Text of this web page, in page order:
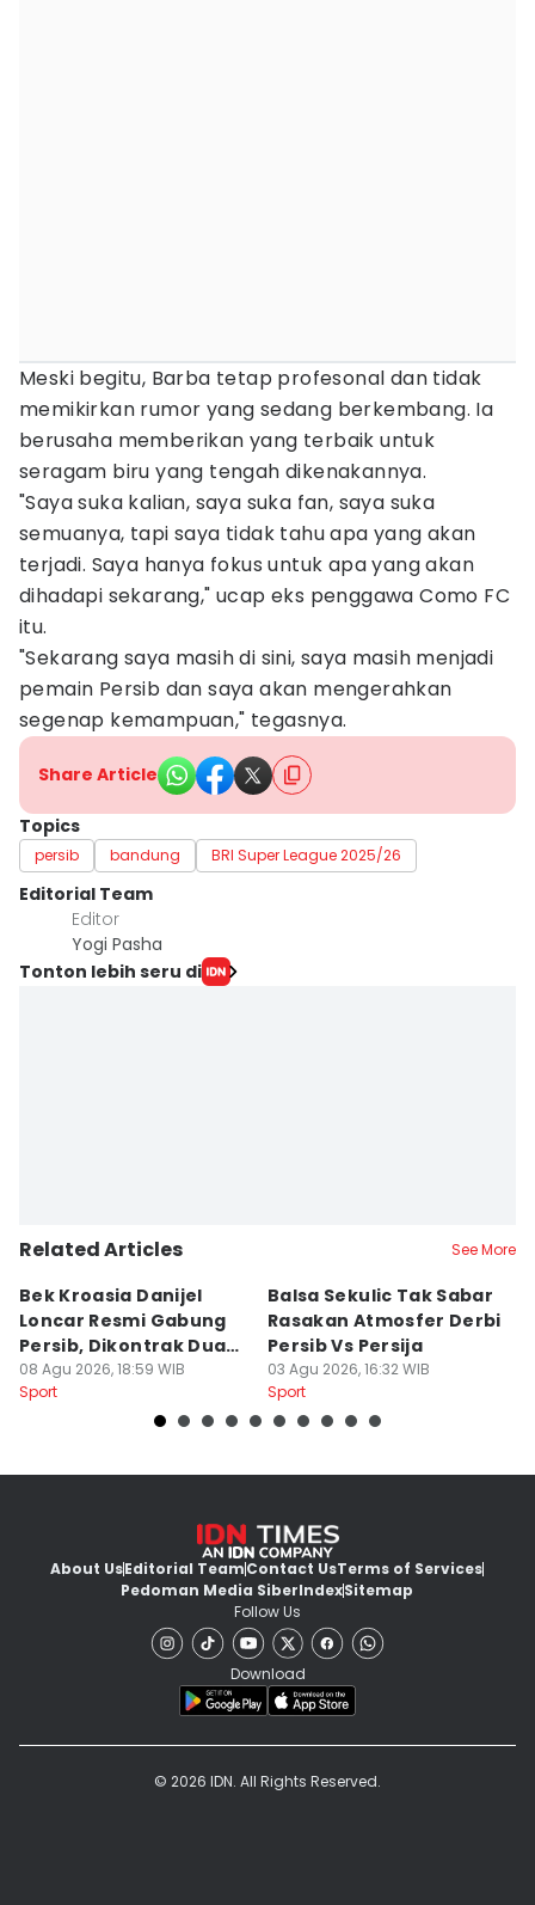
Meski begitu, Barba tetap profesonal dan tidak
memikirkan rumor yang sedang berkembang. Ia
berusaha memberikan yang terbaik untuk
seragam biru yang tengah dikenakannya.
"Saya suka kalian, saya suka fan, saya suka
semuanya, tapi saya tidak tahu apa yang akan
terjadi. Saya hanya fokus untuk apa yang akan
dihadapi sekarang," ucap eks penggawa Como FC
itu.
"Sekarang saya masih di sini, saya masih menjadi
pemain Persib dan saya akan mengerahkan
segenap kemampuan," tegasnya.
Share Article
Topics
persib bandung BRI Super League 2025/26
Editorial Team
Editor
Yogi Pasha
Tonton lebih seru di
Related Articles See More
Bek Kroasia Danijel
Loncar Resmi Gabung
Persib, Dikontrak Dua
Musim
08 Agu 2026, 18:59 WIB
Sport
Balsa Sekulic Tak Sabar
Rasakan Atmosfer Derbi
Persib Vs Persija
03 Agu 2026, 16:32 WIB
Sport
About UsEditorial TeamContact UsTerms of Services
Pedoman Media SiberIndexSitemap
Follow Us
Download
© 2026 IDN. All Rights Reserved.